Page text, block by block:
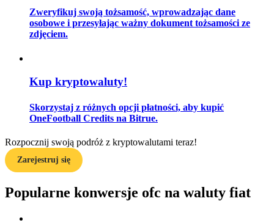
Strategie handlowe
Zarabiać
Zweryfikuj swoją tożsamość, wprowadzając dane
osobowe i przesyłając ważny dokument tożsamości ze
zdjęciem.
Kup kryptowaluty!
Skorzystaj z różnych opcji płatności, aby kupić
OneFootball Credits na Bitrue.
Rozpocznij swoją podróż z kryptowalutami teraz!
Zarejestruj się
Popularne konwersje ofc na waluty fiat